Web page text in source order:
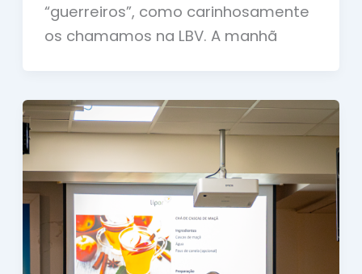
“guerreiros”, como carinhosamente
os chamamos na LBV. A manhã